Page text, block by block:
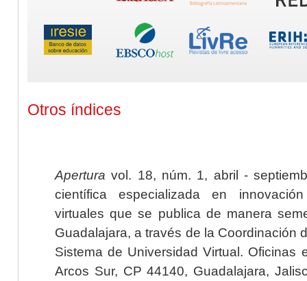
Otros índices
Apertura vol. 18, núm. 1, abril -
científica especializada en
virtuales que se publica de manera
Guadalajara, a través de la Coordinación
Sistema de Universidad Virtual. Oficinas
Arcos Sur, CP 44140, Guadalajara,